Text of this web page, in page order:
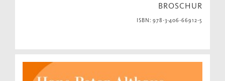
BROSCHUR
ISBN: 978-3-406-66912-5